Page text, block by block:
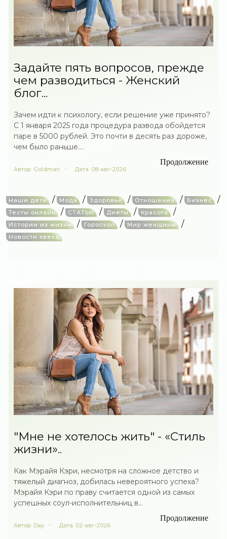
Задайте пять вопросов, прежде
чем разводиться - Женский
блог...
Зачем идти к психологу, если решение уже принято?
С 1 января 2025 года процедура развода обойдется
паре в 5000 рублей. Это почти в десять раз дороже,
чем было раньше....
Продолжение
Автор Goldman Дата 08-авг-2026
Наши дети / Мода / Здоровье / Отношения / Бизнес /
Тесты онлайн / СТАТЬИ / Диеты / Красота /
Истории из жизни / Гороскоп / Мир женщины /
Новости звезд
"Мне не хотелось жить" - «Стиль
жизни»..
Как Мэрайя Кэри, несмотря на сложное детство и
тяжелый диагноз, добилась невероятного успеха?
Мэрайя Кэри по праву считается одной из самых
успешных соул-исполнительниц в...
Продолжение
Автор Day Дата 02-авг-2026